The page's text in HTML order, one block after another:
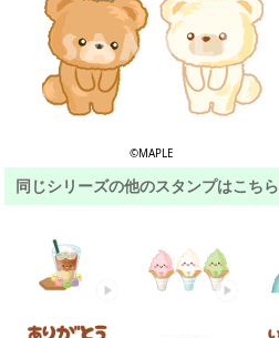
©MAPLE
同じシリーズの他のスタンプはこちら